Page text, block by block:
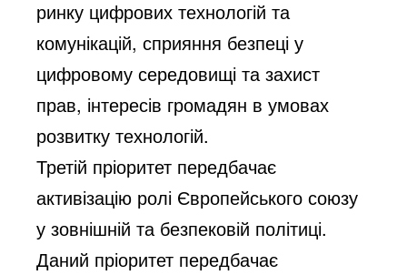
ринку цифрових технологій та
комунікацій, сприяння безпеці у
цифровому середовищі та захист
прав, інтересів громадян в умовах
розвитку технологій.
Третій пріоритет передбачає
активізацію ролі Європейського союзу
у зовнішній та безпековій політиці.
Даний пріоритет передбачає